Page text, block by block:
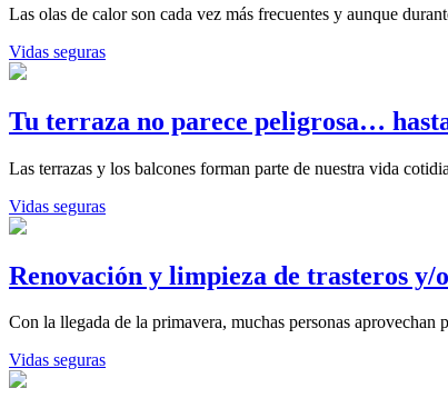
Las olas de calor son cada vez más frecuentes y aunque
Vidas seguras
Tu terraza no parece peligrosa…
Las terrazas y los balcones forman parte de nuestra vida
Vidas seguras
Renovación y limpieza de trasteros
Con la llegada de la primavera, muchas personas
Vidas seguras